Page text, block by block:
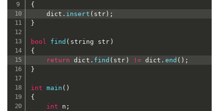
{
	dict
. insert ( str) ;
}
bool find ( string str )
{
return dict . find ( str ) != dict . end ( ) ;
}
int main ( )
{
int n ;